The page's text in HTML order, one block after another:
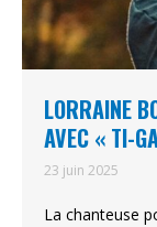
LORRAINE
AVEC « TI-
23 juin 2025
La chanteuse